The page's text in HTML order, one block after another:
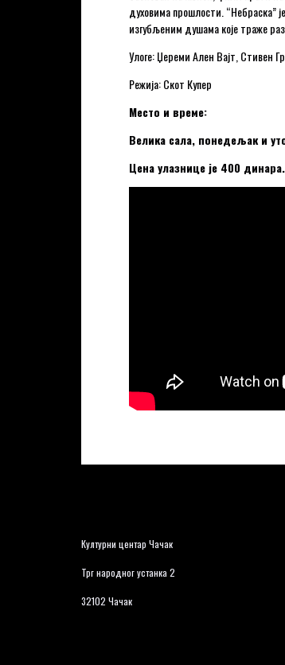
духовима прошлости. “Небраска”
изгубљеним душама које траже
Улоге: Џереми Ален Вајт, Стивен
Режија: Скот Купер
Место и време:
Велика сала, понедељак и
Цена улазнице је 400 динара.
Културни центар Чачак
Трг народног устанка 2
32102 Чачак